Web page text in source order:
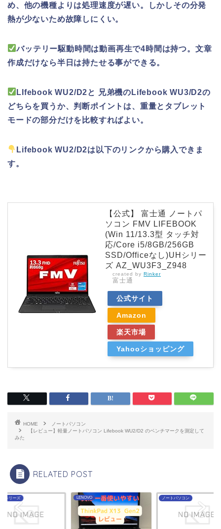
め、他の機種よりは処理速度が遅い。しかしその分発
熱が少ないため故障しにくい。
バッテリー駆動時間は動画再生で4時間は持つ。文章
作成だけなら半日は持たせる事ができる。
LIfebook WU2/D2と 兄弟機のLifebook WU3/D2の
どちらを買うか、判断ポイントは、重量とタブレット
モードの部分だけを比較すればよい。
Lifebook WU2/D2は以下のリンクから購入できま
す。
【公式】 富士通 ノートパ
ソコン FMV LIFEBOOK
(Win 11/13.3型 タッチ対
応/Core i5/8GB/256GB
SSD/Officeなし)UHシリー
ズ AZ_WU3F3_Z948
created by Rinker
富士通
公式サイト
Amazon
楽天市場
Yahooショッピング
HOME
ノートパソコン
【レビュー】軽量ノートパソコン Lifebook WU2/D2 のベンチマークを測定して
みた
RELATED POST
シリーズ LENOVO ノートパソコン